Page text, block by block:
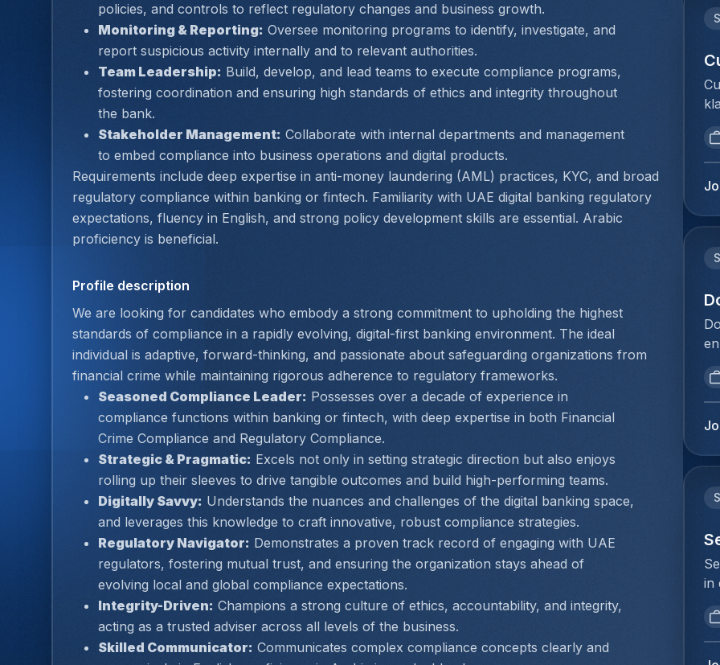
policies, and controls to reflect regulatory changes and business growth.
Monitoring & Reporting: Oversee monitoring programs to identify, investigate, and
report suspicious activity internally and to relevant authorities.
Team Leadership: Build, develop, and lead teams to execute compliance programs,
fostering coordination and ensuring high standards of ethics and integrity throughout
the bank.
Stakeholder Management: Collaborate with internal departments and management
to embed compliance into business operations and digital products.
Requirements include deep expertise in anti-money laundering (AML) practices, KYC, and broad
regulatory compliance within banking or fintech. Familiarity with UAE digital banking regulatory
expectations, fluency in English, and strong policy development skills are essential. Arabic
proficiency is beneficial.
Profile description
We are looking for candidates who embody a strong commitment to upholding the highest
standards of compliance in a rapidly evolving, digital-first banking environment. The ideal
individual is adaptive, forward-thinking, and passionate about safeguarding organizations from
financial crime while maintaining rigorous adherence to regulatory frameworks.
Seasoned Compliance Leader: Possesses over a decade of experience in
compliance functions within banking or fintech, with deep expertise in both Financial
Crime Compliance and Regulatory Compliance.
Strategic & Pragmatic: Excels not only in setting strategic direction but also enjoys
rolling up their sleeves to drive tangible outcomes and build high-performing teams.
Digitally Savvy: Understands the nuances and challenges of the digital banking space,
and leverages this knowledge to craft innovative, robust compliance strategies.
Regulatory Navigator: Demonstrates a proven track record of engaging with UAE
regulators, fostering mutual trust, and ensuring the organization stays ahead of
evolving local and global compliance expectations.
Integrity-Driven: Champions a strong culture of ethics, accountability, and integrity,
acting as a trusted adviser across all levels of the business.
Skilled Communicator: Communicates complex compliance concepts clearly and
te
je
in
in
in